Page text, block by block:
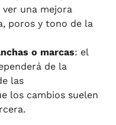
ver una mejora
poros y tono de la
o marcas: el
de la
las
los cambios suelen